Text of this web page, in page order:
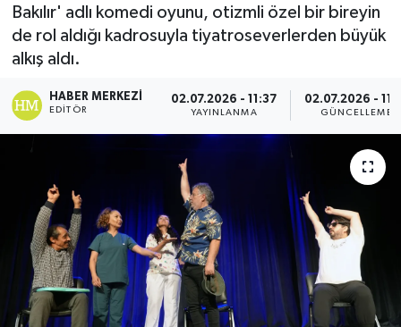
Bakılır' adlı komedi oyunu, otizmli özel bir bireyin
de rol aldığı kadrosuyla tiyatroseverlerden büyük
alkış aldı.
HABER MERKEZI
EDITÖR
02.07.2026 - 11:37
YAYINLANMA
02.07.2026 -
GÜNCELLEME